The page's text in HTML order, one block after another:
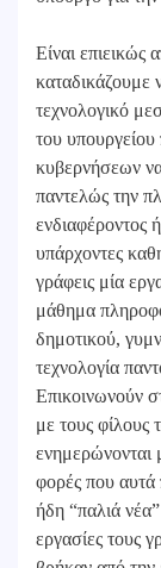
Είναι επιεικώς
καταδικάζουμε
τεχνολογικό
του
κυβερνήσεων
παντελώς την
ενδιαφέροντος
υπάρχοντες
γράφεις μία
μάθημα
δημοτικού,
τεχνολογία
Επικοινωνούν
με τους φίλους
ενημερώνονται
φορές που αυτά
ήδη “παλιά
εργασίες τους